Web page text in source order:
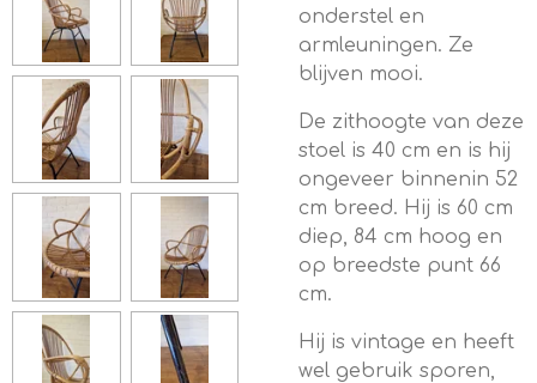
onderstel en
armleuningen. Ze
blijven mooi.
De zithoogte van deze
stoel is 40 cm en is hij
ongeveer binnenin 52
cm breed. Hij is 60 cm
diep, 84 cm hoog en
op breedste punt 66
cm.
Hij is vintage en heeft
wel gebruik sporen,